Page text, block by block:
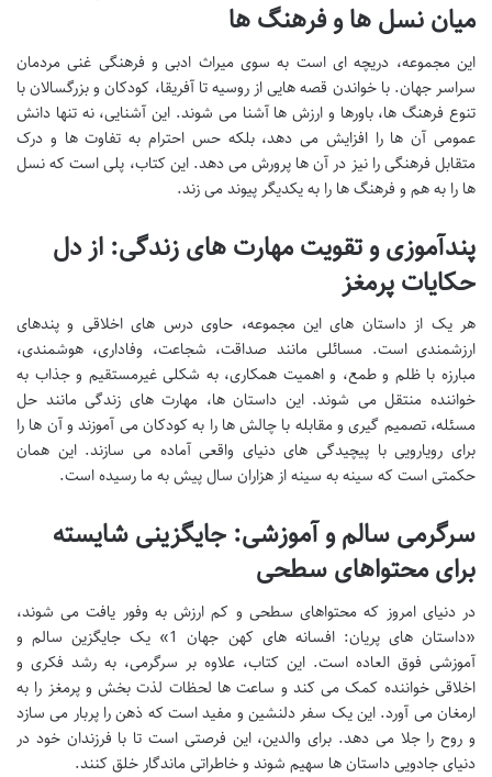
میان نسل ها و فرهنگ ها
این مجموعه، دریچه ای است به سوی میراث ادبی و فرهنگی غنی مردمان
سراسر جهان. با خواندن قصه هایی از روسیه تا آفریقا، کودکان و بزرگسالان با
تنوع فرهنگ ها، باورها و ارزش ها آشنا می شوند. این آشنایی، نه تنها دانش
عمومی آن ها را افزایش می دهد، بلکه حس احترام به تفاوت ها و درک
متقابل فرهنگی را نیز در آن ها پرورش می دهد. این کتاب، پلی است که نسل
ها را به هم و فرهنگ ها را به یکدیگر پیوند می زند.
پندآموزی و تقویت مهارت های زندگی: از دل
حکایات پرمغز
هر یک از داستان های این مجموعه، حاوی درس های اخلاقی و پندهای
ارزشمندی است. مسائلی مانند صداقت، شجاعت، وفاداری، هوشمندی،
مبارزه با ظلم و طمع، و اهمیت همکاری، به شکلی غیرمستقیم و جذاب به
خواننده منتقل می شوند. این داستان ها، مهارت های زندگی مانند حل
مسئله، تصمیم گیری و مقابله با چالش ها را به کودکان می آموزند و آن ها را
برای رویارویی با پیچیدگی های دنیای واقعی آماده می سازند. این همان
حکمتی است که سینه به سینه از هزاران سال پیش به ما رسیده است.
سرگرمی سالم و آموزشی: جایگزینی شایسته
برای محتواهای سطحی
در دنیای امروز که محتواهای سطحی و کم ارزش به وفور یافت می شوند،
«داستان های پریان: افسانه های کهن جهان 1» یک جایگزین سالم و
آموزشی فوق العاده است. این کتاب، علاوه بر سرگرمی، به رشد فکری و
اخلاقی خواننده کمک می کند و ساعت ها لحظات لذت بخش و پرمغز را به
ارمغان می آورد. این یک سفر دلنشین و مفید است که ذهن را پربار می سازد
و روح را جلا می دهد. برای والدین، این فرصتی است تا با فرزندان خود در
دنیای جادویی داستان ها سهیم شوند و خاطراتی ماندگار خلق کنند.